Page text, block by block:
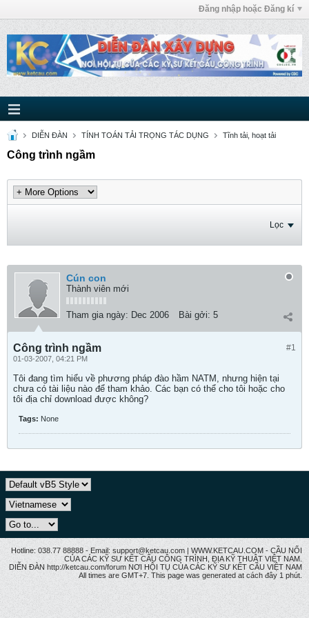
Đăng nhập hoặc Đăng kí
DIỄN ĐÀN TÍNH TOÁN TẢI TRỌNG TÁC DỤNG Tĩnh tải, hoạt tải
Công trình ngầm
Lọc
Cún con
Thành viên mới
Tham gia ngày: Dec 2006 Bài gởi: 5
#1
Công trình ngầm
01-03-2007, 04:21 PM
Tôi đang tìm hiểu về phương pháp đào hầm NATM, nhưng hiện tại
chưa có tài liệu nào để tham khảo. Các bạn có thể cho tôi hoặc cho
tôi địa chỉ download được không?
Tags: None
Hotline: 038.77 88888 - Email: support@ketcau.com | WWW.KETCAU.COM - CẦU NỐI
CỦA CÁC KỸ SƯ KẾT CẤU CÔNG TRÌNH, ĐỊA KỸ THUẬT VIỆT NAM.
DIỄN ĐÀN http://ketcau.com/forum NƠI HỘI TỤ CỦA CÁC KỸ SƯ KẾT CÂU VIỆT NAM
All times are GMT+7. This page was generated at cách đây 1 phút.